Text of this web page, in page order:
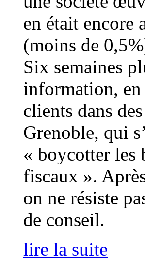
en était encore
(moins de
Six semaines
information, en
clients dans
Grenoble, qui
« boycotter les
fiscaux ».
on ne résiste
de conseil.
lire la suite